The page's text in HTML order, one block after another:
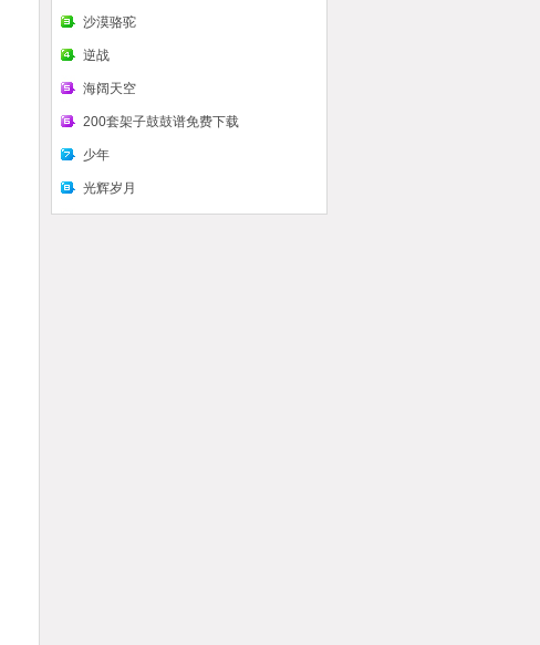
沙漠骆驼
逆战
海阔天空
200套架子鼓鼓谱免费下载
少年
光辉岁月